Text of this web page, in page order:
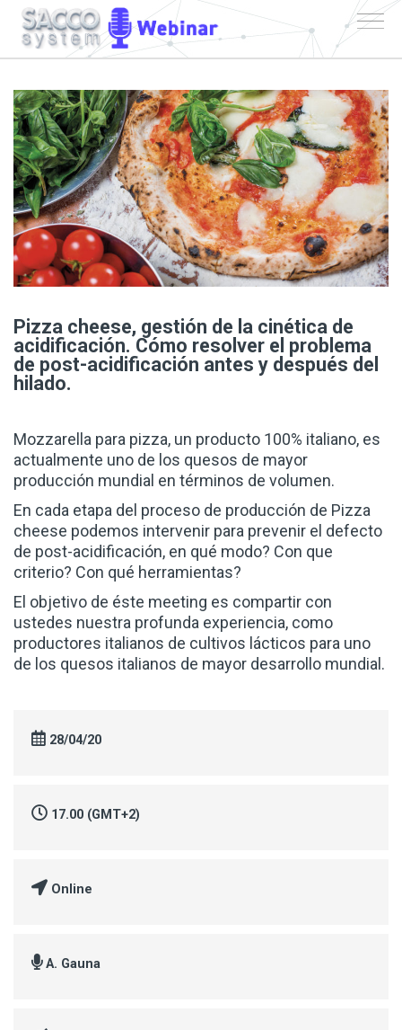
Pizza cheese, gestión de la cinética de
acidificación. Cómo resolver el problema
de post-acidificación antes y después del
hilado.
Mozzarella para pizza, un producto 100% italiano, es
actualmente uno de los quesos de mayor
producción mundial en términos de volumen.
En cada etapa del proceso de producción de Pizza
cheese podemos intervenir para prevenir el defecto
de post-acidificación, en qué modo? Con que
criterio? Con qué herramientas?
El objetivo de éste meeting es compartir con
ustedes nuestra profunda experiencia, como
productores italianos de cultivos lácticos para uno
de los quesos italianos de mayor desarrollo mundial.
28/04/20
17.00 (GMT+2)
Online
A. Gauna